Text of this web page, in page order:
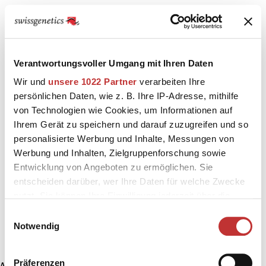
Verantwortungsvoller Umgang mit Ihren Daten
Wir und unsere 1022 Partner verarbeiten Ihre
persönlichen Daten, wie z. B. Ihre IP-Adresse, mithilfe
von Technologien wie Cookies, um Informationen auf
Ihrem Gerät zu speichern und darauf zuzugreifen und so
personalisierte Werbung und Inhalte, Messungen von
Werbung und Inhalten, Zielgruppenforschung sowie
Entwicklung von Angeboten zu ermöglichen. Sie
entscheiden darüber, wer Ihre Daten für welche Zwecke
Trigger Symbol ändern oder widerrufen
Notwendig
Präferenzen